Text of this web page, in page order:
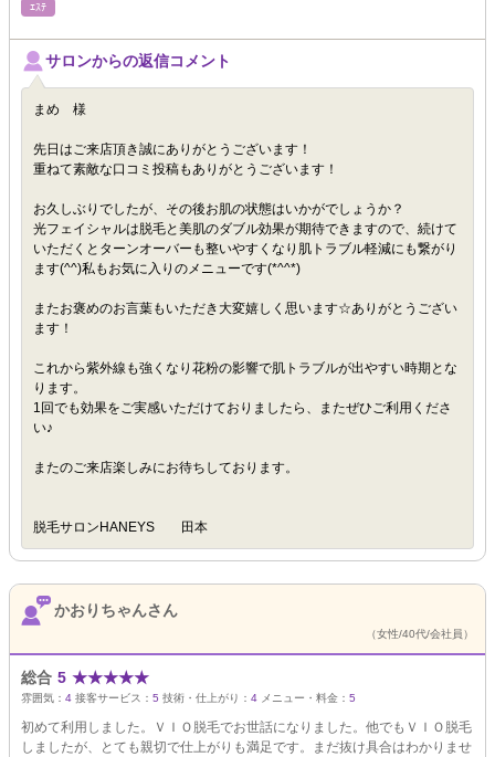
ｴｽﾃ
サロンからの返信コメント
まめ 様
先日はご来店頂き誠にありがとうございます！
重ねて素敵な口コミ投稿もありがとうございます！
お久しぶりでしたが、その後お肌の状態はいかがでしょうか？
光フェイシャルは脱毛と美肌のダブル効果が期待できますので、続けて
いただくとターンオーバーも整いやすくなり肌トラブル軽減にも繋がり
ます(^^)私もお気に入りのメニューです(*^^*)
またお褒めのお言葉もいただき大変嬉しく思います☆ありがとうござい
ます！
これから紫外線も強くなり花粉の影響で肌トラブルが出やすい時期とな
ります。
1回でも効果をご実感いただけておりましたら、またぜひご利用くださ
い♪
またのご来店楽しみにお待ちしております。
脱毛サロンHANEYS 田本
かおりちゃんさん
（女性/40代/会社員）
総合 5 ★★★★★
雰囲気： 4 接客サービス： 5 技術・仕上がり： 4 メニュー・料金： 5
初めて利用しました。ＶＩＯ脱毛でお世話になりました。他でもＶＩＯ脱毛
しましたが、とても親切で仕上がりも満足です。まだ抜け具合はわかりませ